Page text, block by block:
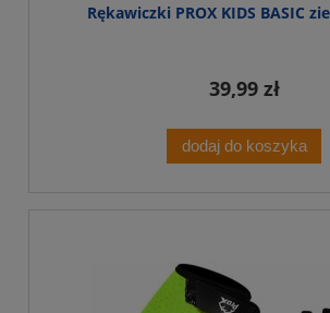
Rękawiczki PROX KIDS BASIC
39,99 zł
dodaj do koszyka